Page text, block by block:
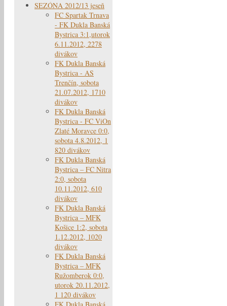
SEZÓNA 2012/13 jeseň
FC Spartak Trnava
- FK Dukla Banská
Bystrica 3:1,utorok
6.11.2012, 2278
divákov
FK Dukla Banská
Bystrica - AS
Trenčín, sobota
21.07.2012, 1710
divákov
FK Dukla Banská
Bystrica - FC ViOn
Zlaté Moravce 0:0,
sobota 4.8.2012, 1
820 divákov
FK Dukla Banská
Bystrica – FC Nitra
2:0, sobota
10.11.2012, 610
divákov
FK Dukla Banská
Bystrica – MFK
Košice 1:2, sobota
1.12.2012, 1020
divákov
FK Dukla Banská
Bystrica – MFK
Ružomberok 0:0,
utorok 20.11.2012,
1 120 divákov